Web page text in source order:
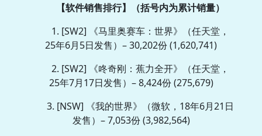
【软件销售排行】（括号内为累计销量）
1. [SW2] 《马里奥赛车：世界》（任天堂，
25年6月5日发售）– 30,202份 (1,620,741)
2. [SW2] 《咚奇刚：蕉力全开》（任天堂，
25年7月17日发售）– 8,424份 (275,679)
3. [NSW] 《我的世界》（微软，18年6月21日
发售）– 7,053份 (3,982,564)